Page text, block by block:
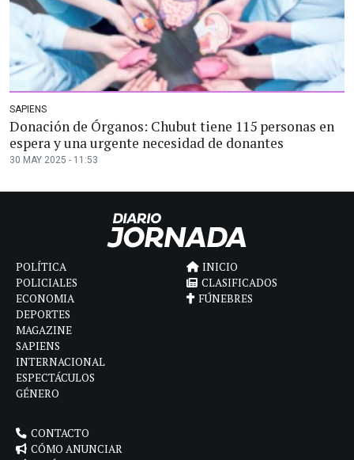
SAPIENS
Donación de Órganos: Chubut tiene 115 personas en
espera y una urgente necesidad de donantes
30 MAY 2025 - 11:53
POLÍTICA
POLICIALES
ECONOMIA
DEPORTES
MAGAZINE
SAPIENS
INTERNACIONAL
ESPECTÁCULOS
GÉNERO
INICIO
CLASIFICADOS
FÚNEBRES
CONTACTO
CÓMO ANUNCIAR